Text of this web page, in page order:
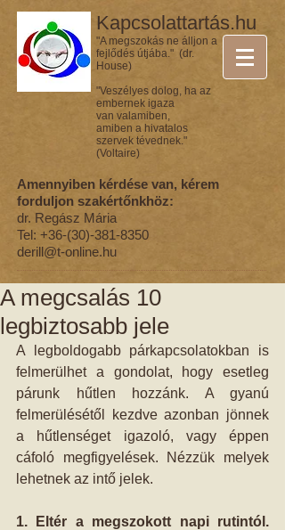
Kapcsolattartás.hu
"A megszokás ne álljon a
fejlődés útjába." (dr.
House)
"Veszélyes dolog, ha az
embernek igaza
van valamiben,
amiben a hivatalos
szervek tévednek."
(Voltaire)
Amennyiben kérdése van, kérem
forduljon szakértőnkhöz:
dr. Regász Mária
Tel: +36-(30)-381-8350
derill@t-online.hu
A megcsalás 10
legbiztosabb jele
A legboldogabb párkapcsolatokban is
felmerülhet a gondolat, hogy esetleg
párunk hűtlen hozzánk. A gyanú
felmerülésétől kezdve azonban jönnek
a hűtlenséget igazoló, vagy éppen
cáfoló megfigyelések. Nézzük melyek
lehetnek az intő jelek.
1. Eltér a megszokott napi rutintól.